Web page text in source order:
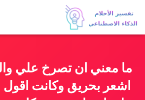
ما معني ان تصرخ علي
اشعر بحريق وكانت اقول